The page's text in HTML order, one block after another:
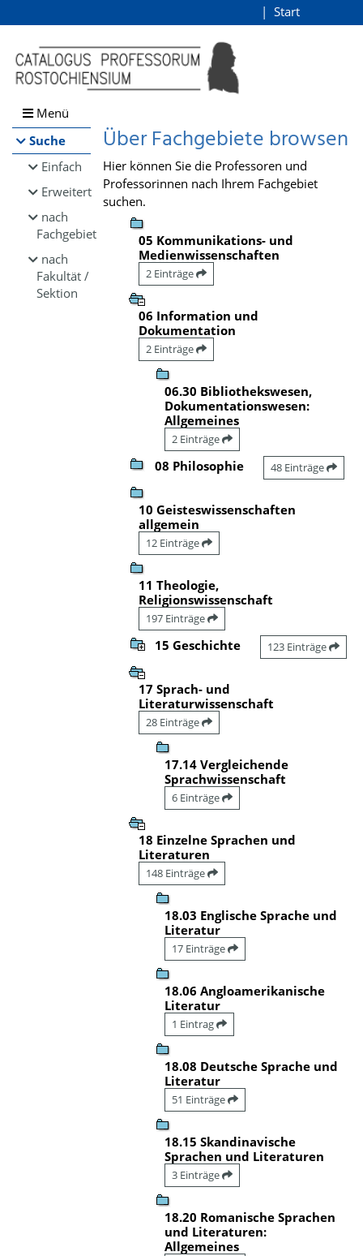
Browsen
direkt zum Inhalt
Start
Menü
Suche
Einfach
Erweitert
nach
Fachgebiet
nach
Fakultät /
Sektion
Über Fachgebiete browsen
Hier können Sie die Professoren und
Professorinnen nach Ihrem Fachgebiet
suchen.
05 Kommunikations- und
Medienwissenschaften
2 Einträge
06 Information und
Dokumentation
2 Einträge
06.30 Bibliothekswesen,
Dokumentationswesen:
Allgemeines
2 Einträge
08 Philosophie 48 Einträge
10 Geisteswissenschaften
allgemein
12 Einträge
11 Theologie,
Religionswissenschaft
197 Einträge
15 Geschichte 123 Einträge
17 Sprach- und
Literaturwissenschaft
28 Einträge
17.14 Vergleichende
Sprachwissenschaft
6 Einträge
18 Einzelne Sprachen und
Literaturen
148 Einträge
18.03 Englische Sprache und
Literatur
17 Einträge
18.06 Angloamerikanische
Literatur
1 Eintrag
18.08 Deutsche Sprache und
Literatur
51 Einträge
18.15 Skandinavische
Sprachen und Literaturen
3 Einträge
18.20 Romanische Sprachen
und Literaturen:
Allgemeines